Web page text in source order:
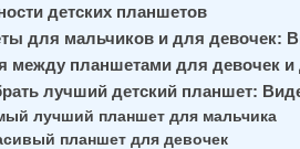
детских планшетов
для мальчиков и для девочек:
между планшетами для девочек и
лучший детский планшет:
лучший планшет для мальчика
планшет для девочек